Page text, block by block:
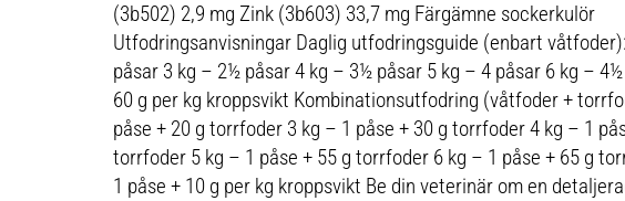
(3b502) 2,9 mg Zink (3b603) 33,7 mg Färgämne sockerkulör
Utfodringsanvisningar Daglig utfodringsguide (enbart
påsar 3 kg – 2½ påsar 4 kg – 3½ påsar 5 kg – 4 påsar 6 kg –
60 g per kg kroppsvikt Kombinationsutfodring (våtfoder +
påse + 20 g torrfoder 3 kg – 1 påse + 30 g torrfoder 4 kg – 1
torrfoder 5 kg – 1 påse + 55 g torrfoder 6 kg – 1 påse + 65 g
1 påse + 10 g per kg kroppsvikt Be din veterinär om en